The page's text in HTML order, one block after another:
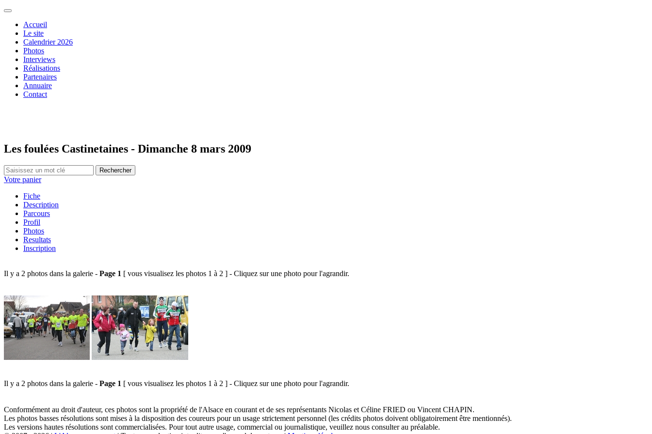
Accueil
Le site
Calendrier 2026
Photos
Interviews
Réalisations
Partenaires
Annuaire
Contact
Les foulées Castinetaines - Dimanche 8 mars 2009
Rechercher
Votre panier
Fiche
Description
Parcours
Profil
Photos
Resultats
Inscription
Il y a 2 photos dans la galerie - Page 1 [ vous visualisez les photos 1 à 2 ] - Cliquez sur une photo pour l'agrandir.
Il y a 2 photos dans la galerie - Page 1 [ vous visualisez les photos 1 à 2 ] - Cliquez sur une photo pour l'agrandir.
Conformément au droit d'auteur, ces photos sont la propriété de l'Alsace en courant et de ses représentants Nicolas et Céline FRIED ou Vincent CHAPIN.
Les photos basses résolutions sont mises à la disposition des coureurs pour un usage strictement personnel (les crédits photos doivent obligatoirement être mentionnés).
Les versions hautes résolutions sont commercialisées. Pour tout autre usage, commercial ou journalistique, veuillez nous consulter au préalable.